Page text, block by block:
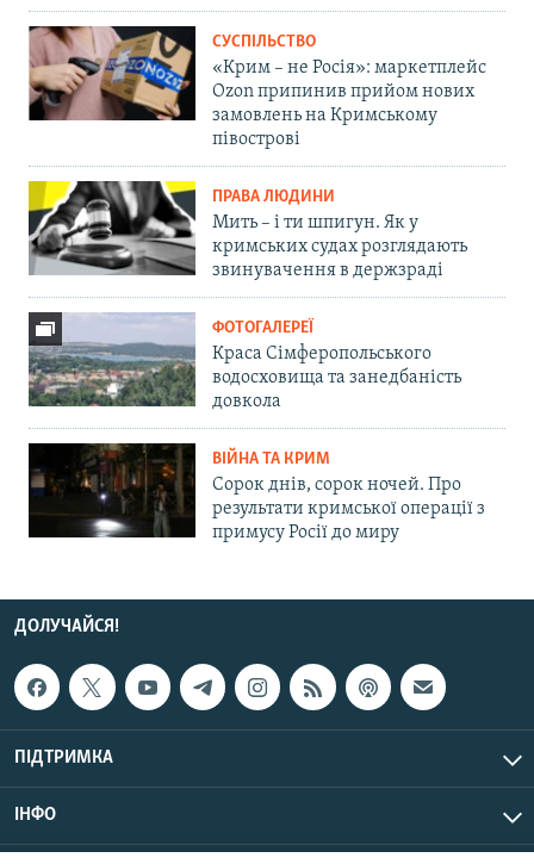
СУСПІЛЬСТВО
«Крим – не Росія»: маркетплейс
Ozon припинив прийом нових
замовлень на Кримському
півострові
ПРАВА ЛЮДИНИ
Мить – і ти шпигун. Як у
кримських судах розглядають
звинувачення в держзраді
ФОТОГАЛЕРЕЇ
Краса Сімферопольського
водосховища та занедбаність
довкола
ВІЙНА ТА КРИМ
Сорок днів, сорок ночей. Про
результати кримської операції з
примусу Росії до миру
ДОЛУЧАЙСЯ!
ПІДТРИМКА
ІНФО